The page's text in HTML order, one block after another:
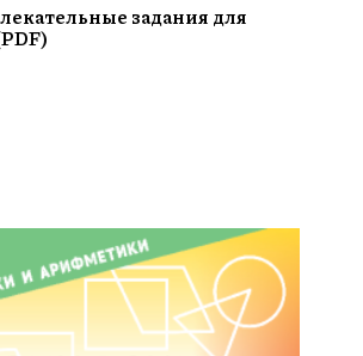
задания для